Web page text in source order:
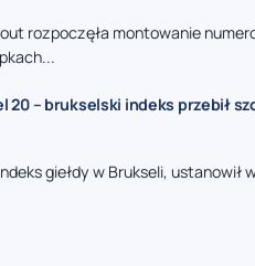
rozpoczęła montowanie
20 – brukselski indeks przebił
giełdy w Brukseli, ustanowił